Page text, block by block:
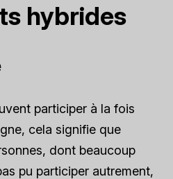
hybrides
participer à la fois
cela signifie que
dont beaucoup
pu participer autrement,